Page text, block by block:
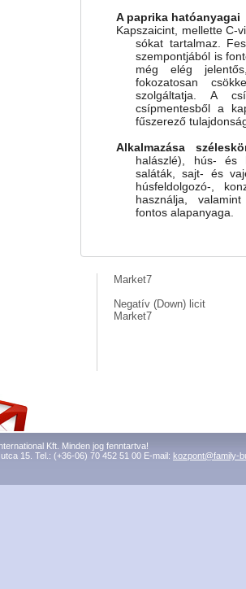
A paprika hatóanyagai
Kapszaicint, mellette C-
sókat tartalmaz.
szempontjából is
még elég
fokozatosan
szolgáltatja. A
csípmentesből a
fűszerező
Alkalmazása
halászlé), hús- és
saláták, sajt- és
húsfeldolgozó-,
használja,
fontos alapanyaga.
Market7
Negatív (Down) licit
Market7
Kft. Minden jog fenntartva!
15. Tel.: (+36-06) 70 452 51 00 E-mail: kozpont@family-